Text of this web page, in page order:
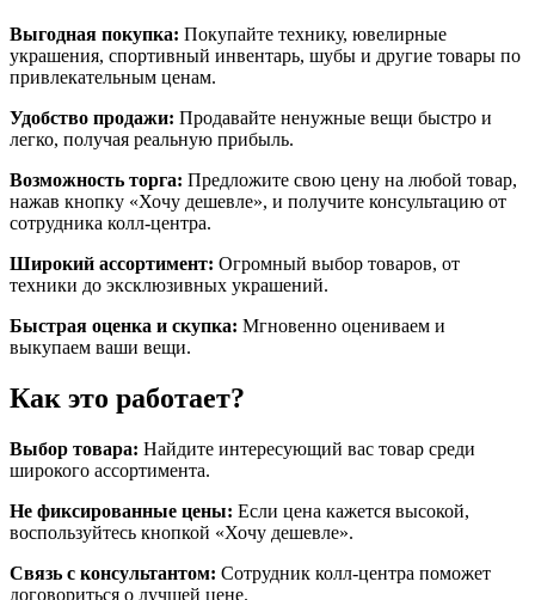
Выгодная покупка: Покупайте технику, ювелирные
украшения, спортивный инвентарь, шубы и другие товары по
привлекательным ценам.
Удобство продажи: Продавайте ненужные вещи быстро и
легко, получая реальную прибыль.
Возможность торга: Предложите свою цену на любой товар,
нажав кнопку «Хочу дешевле», и получите консультацию от
сотрудника колл-центра.
Широкий ассортимент: Огромный выбор товаров, от
техники до эксклюзивных украшений.
Быстрая оценка и скупка: Мгновенно оцениваем и
выкупаем ваши вещи.
Как это работает?
Выбор товара: Найдите интересующий вас товар среди
широкого ассортимента.
Не фиксированные цены: Если цена кажется высокой,
воспользуйтесь кнопкой «Хочу дешевле».
Связь с консультантом: Сотрудник колл-центра поможет
договориться о лучшей цене.